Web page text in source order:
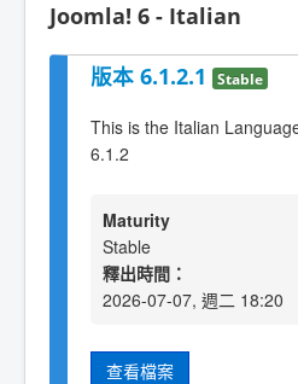
Joomla! 6 - Italian
版本 6.1.2.1 Stable
This is the Italian
6.1.2
Maturity
Stable
釋出時間：
2026-07-07, 週二 18:20
查看檔案